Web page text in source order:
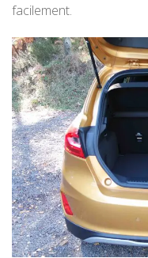
facilement.